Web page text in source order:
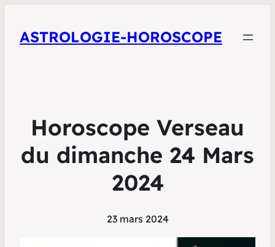
ASTROLOGIE-HOROSCOPE
Horoscope Verseau
du dimanche 24 Mars
2024
23 mars 2024